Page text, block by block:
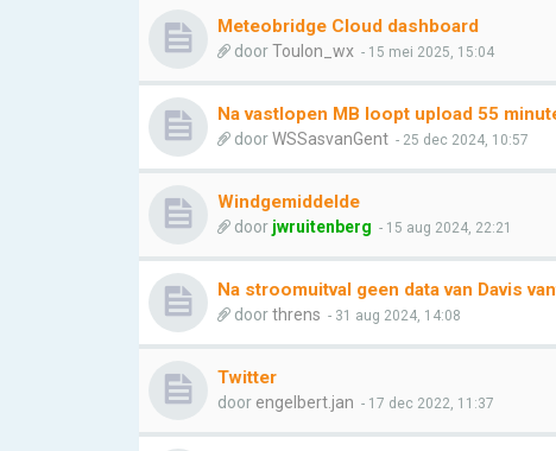
Meteobridge Cloud dashboard
doorToulon_wx - 15 mei 2025, 15:04
Na vastlopen MB loopt upload 55
doorWSSasvanGent - 25 dec 2024, 10:57
Windgemiddelde
door jwruitenberg - 15 aug 2024, 22:21
Na stroomuitval geen data van Davis
doorthrens - 31 aug 2024, 14:08
Twitter
door engelbert.jan - 17 dec 2022, 11:37